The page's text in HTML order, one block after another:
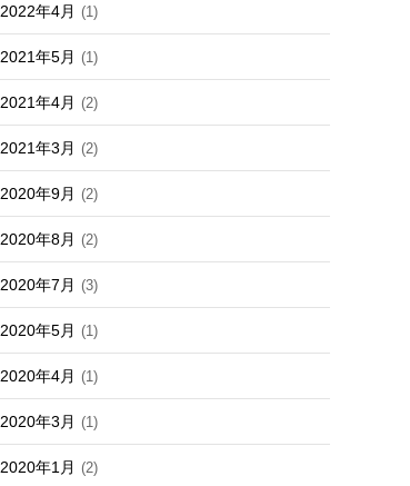
2022年4月 (1)
2021年5月 (1)
2021年4月 (2)
2021年3月 (2)
2020年9月 (2)
2020年8月 (2)
2020年7月 (3)
2020年5月 (1)
2020年4月 (1)
2020年3月 (1)
2020年1月 (2)